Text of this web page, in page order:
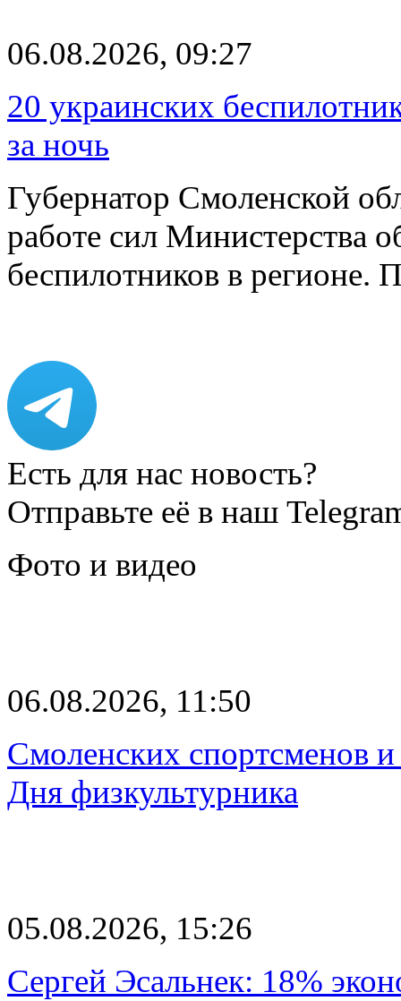
06.08.2026, 09:27
20 украинских
за ночь
Губернатор Смоленской
работе сил Министерства
беспилотников в регионе.
Есть для нас новость?
Отправьте её в наш
Фото и видео
06.08.2026, 11:50
Смоленских спортсменов
Дня физкультурника
05.08.2026, 15:26
Сергей Эсальнек: 18%